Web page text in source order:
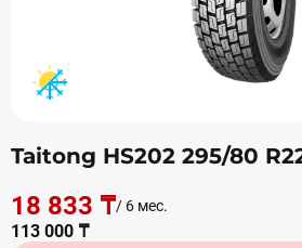
Taitong HS202 295/80
18 833 ₸/ 6 мес.
113 000 ₸